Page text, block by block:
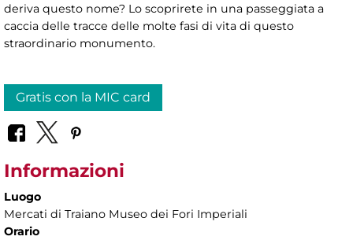
deriva questo nome? Lo scoprirete in una passeggiata a
caccia delle tracce delle molte fasi di vita di questo
straordinario monumento.
Gratis con la MIC card
Informazioni
Luogo
Mercati di Traiano Museo dei Fori Imperiali
Orario